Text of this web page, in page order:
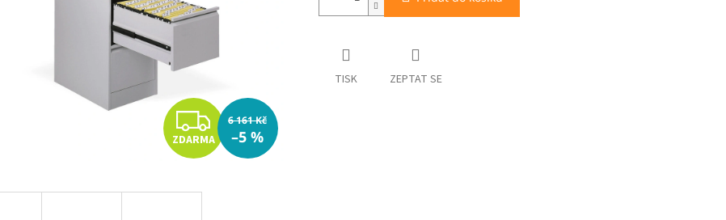
Z
D
ZDARMA
6 161 Kč
–5 %
TISK ZEPTAT SE